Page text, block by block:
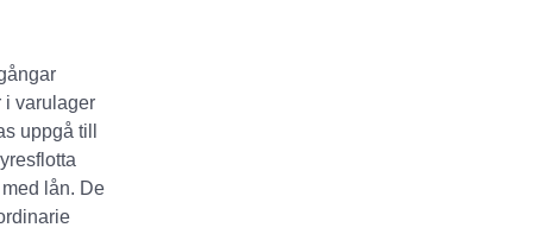
i varulager
uppgå till
lån. De